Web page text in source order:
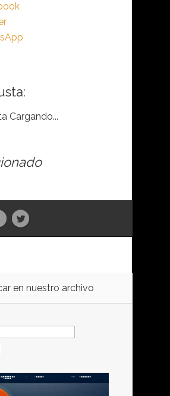
Cargando...
en nuestro archivo